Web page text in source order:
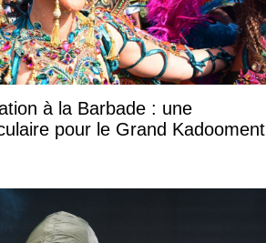
à la Barbade : une
pour le Grand Kadooment